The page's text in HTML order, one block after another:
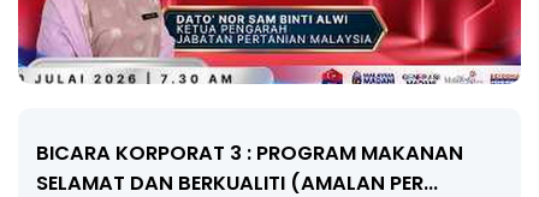
BICARA KORPORAT 3 : PROGRAM MAKANAN
SELAMAT DAN BERKUALITI (AMALAN PER...